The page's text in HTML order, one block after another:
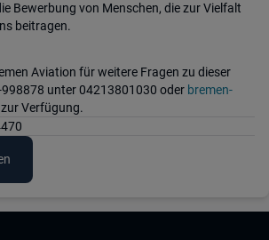
Bewerbung von Menschen, die zur Vielfalt
beitragen.
Aviation für weitere Fragen zu dieser
unter 04213801030 oder bremen-
zur Verfügung.